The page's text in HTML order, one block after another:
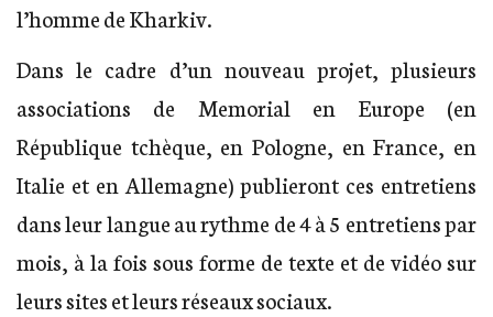
l’homme de Kharkiv.
Dans le cadre d’un nouveau projet, plusieurs
associations de Memorial en Europe (en
République tchèque, en Pologne, en France, en
Italie et en Allemagne) publieront ces entretiens
dans leur langue au rythme de 4 à 5 entretiens par
mois, à la fois sous forme de texte et de vidéo sur
leurs sites et leurs réseaux sociaux.